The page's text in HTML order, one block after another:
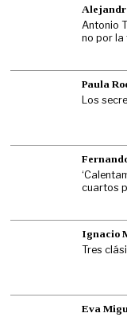
Antonio
no por la
Paula
Los
cuartos
Ignacio
Tres
Eva